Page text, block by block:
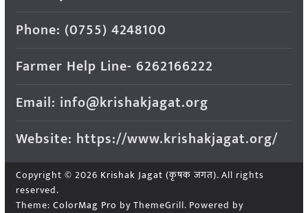
Phone: (0755) 4248100
Farmer Help Line- 6262166222
Email: info@krishakjagat.org
Website: https://www.krishakjagat.org/
Copyright © 2026 Krishak Jagat (कृषक जगत). All rights
reserved.
Theme: ColorMag Pro by ThemeGrill. Powered by